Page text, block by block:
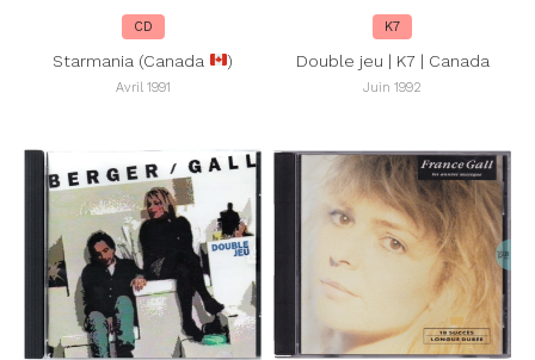
CD
Starmania (Canada )
Avril 1991
K7
Double jeu | K7 | Canada
Juin 1992